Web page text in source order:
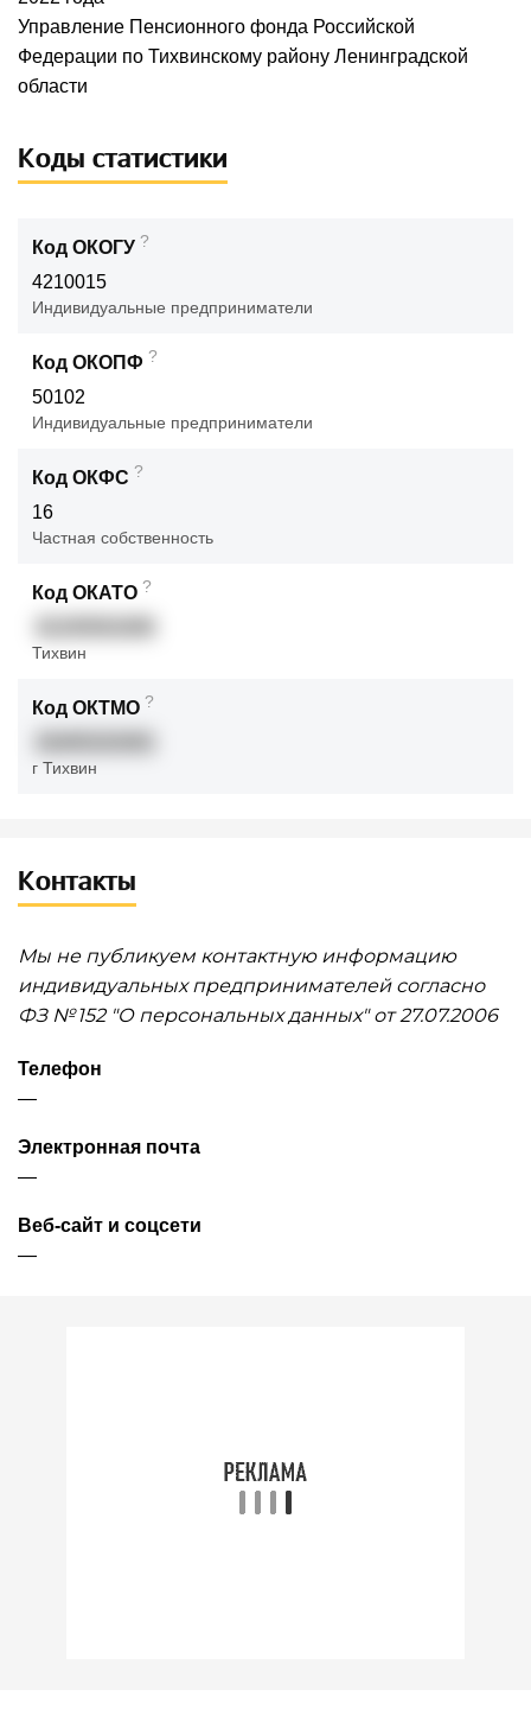
Управление Пенсионного фонда Российской
Федерации по Тихвинскому району Ленинградской
области
Коды статистики
Код ОКОГУ ?
4210015
Индивидуальные предприниматели
Код ОКОПФ ?
50102
Индивидуальные предприниматели
Код ОКФС ?
16
Частная собственность
Код ОКАТО ?
Тихвин
Код ОКТМО ?
г Тихвин
Контакты
Мы не публикуем контактную информацию
индивидуальных предпринимателей согласно
ФЗ № 152 "О персональных данных" от 27.07.2006
Телефон
—
Электронная почта
—
Веб-сайт и соцсети
—